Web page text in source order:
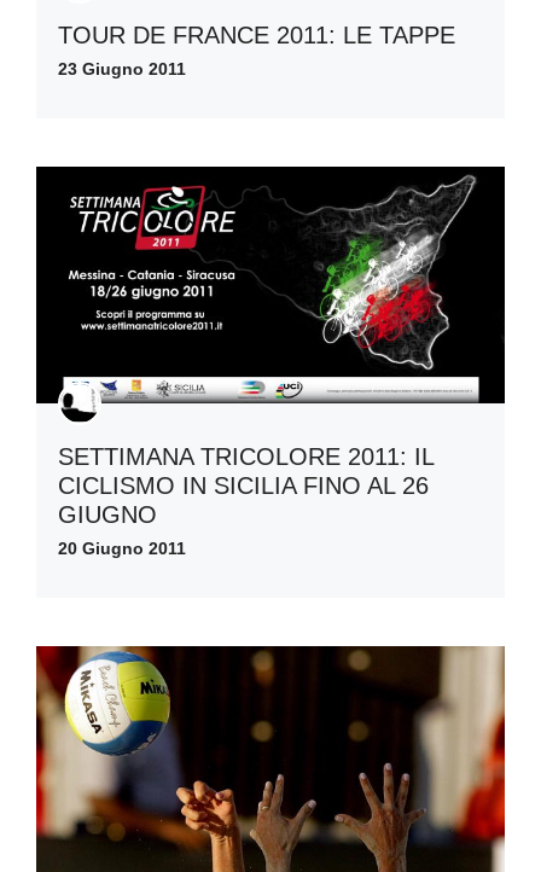
TOUR DE FRANCE 2011: LE TAPPE
23 Giugno 2011
SETTIMANA TRICOLORE 2011: IL
CICLISMO IN SICILIA FINO AL 26
GIUGNO
20 Giugno 2011